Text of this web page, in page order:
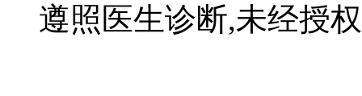
遵照医生诊断,未经授